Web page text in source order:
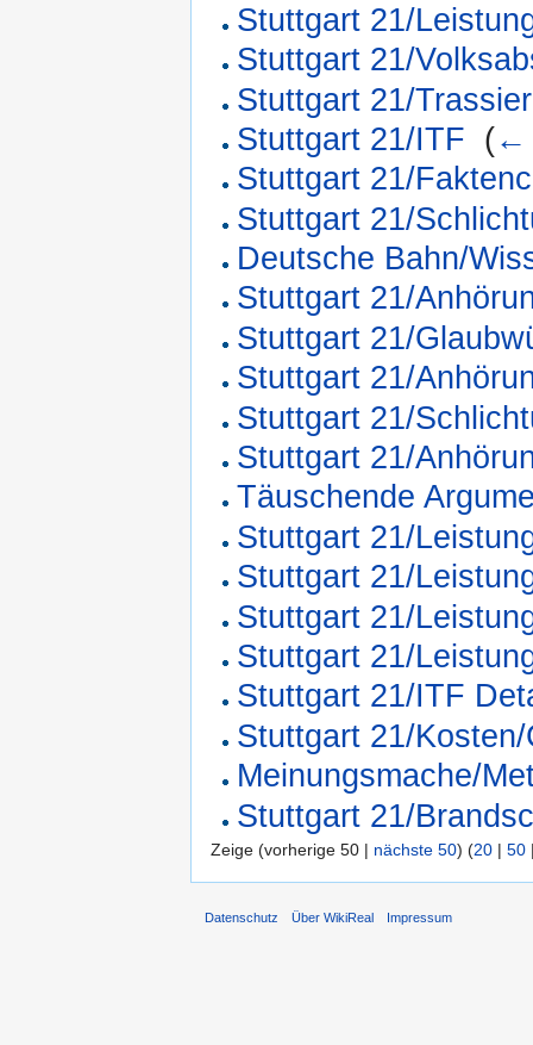
Stuttgart 21/
Stuttgart 21/
Stuttgart 21/
Stuttgart 21/ITF (←
Stuttgart 21/
Stuttgart 21/
Deutsche Bahn/
Stuttgart 21/
Stuttgart 21/
Stuttgart 21/
Stuttgart 21/
Stuttgart 21/
Täuschende
Stuttgart 21/
Stuttgart 21/
Stuttgart 21/
Stuttgart 21/
Stuttgart 21/ITF
Stuttgart 21/
Meinungsmache/
Stuttgart 21/
Zeige (vorherige 50 | nächste 50) (20 | 50
Datenschutz Über WikiReal Impressum